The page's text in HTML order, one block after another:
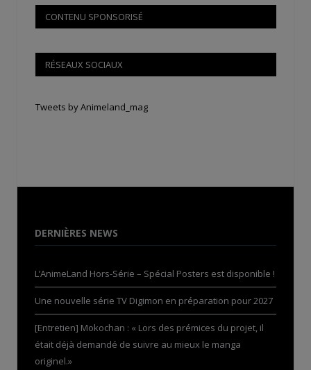
CONTENU SPONSORISÉ
RÉSEAUX SOCIAUX
Tweets by Animeland_mag
DERNIÈRES NEWS
L’AnimeLand Hors-Série – Spécial Posters est disponible !
Une nouvelle série TV Digimon en préparation pour 2027
[Entretien] Mokochan : « Lors des prémices du projet, il
était déjà demandé de suivre au mieux le manga
originel.»